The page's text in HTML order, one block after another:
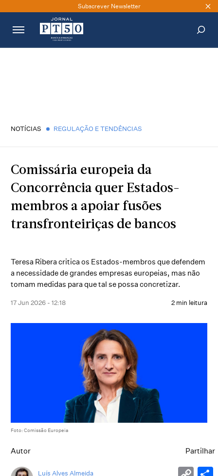
Subscrever Newsletter
NOTÍCIAS REGULAÇÃO E TENDÊNCIAS
Comissária europeia da
Concorrência quer Estados-
membros a apoiar fusões
transfronteiriças de bancos
Teresa Ribera critica os Estados-membros que defendem
a necessidade de grandes empresas europeias, mas não
tomam medidas para que tal se possa concretizar.
17 Jun 2026 - 12:18 2 min leitura
Foto: Comissão Europeia
Autor
Luís Alves Almeida
Partilhar